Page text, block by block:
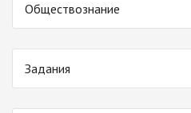
Обществознание
Задания